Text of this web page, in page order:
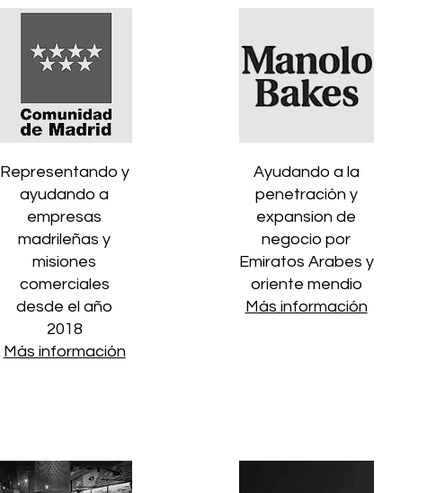
Representando y
ayudando a
empresas
madrileñas y
misiones
comerciales
desde el año
2018
Más información
Ayudando a la
penetración y
expansion de
negocio por
Emiratos Arabes y
oriente mendio
Más información